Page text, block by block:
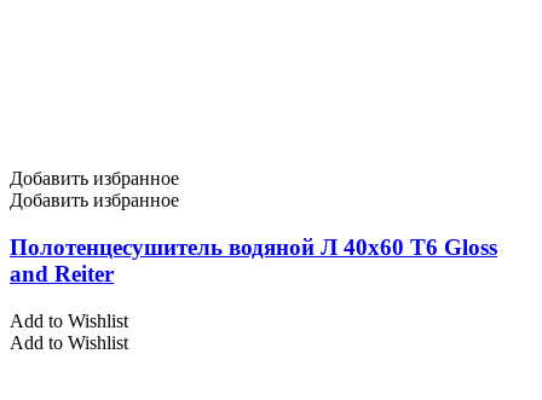
Добавить избранное
Добавить избранное
Полотенцесушитель водяной Л 40х60 Т6 Gloss
and Reiter
Add to Wishlist
Add to Wishlist